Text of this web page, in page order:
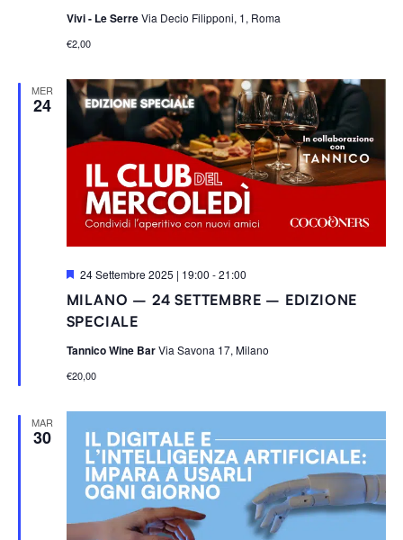
Vivi - Le SerreVia Decio Filipponi, 1, Roma
€2,00
MER
24
MILANO – 24 SETTEMBRE – EDIZIONE
SPECIALE
S
g
n
l
a
t
24 Settembre 2025 | 19:00 -21:00
Tannico Wine BarVia Savona 17, Milano
€20,00
MAR
30